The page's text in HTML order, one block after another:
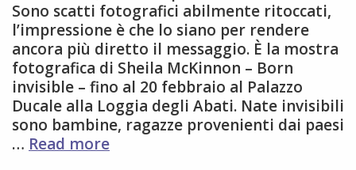
Sono scatti fotografici abilmente ritoccati,
l’impressione è che lo siano per rendere
ancora più diretto il messaggio. È la mostra
fotografica di Sheila McKinnon – Born
invisible – fino al 20 febbraio al Palazzo
Ducale alla Loggia degli Abati. Nate invisibili
sono bambine, ragazze provenienti dai paesi
… Read moreBORN